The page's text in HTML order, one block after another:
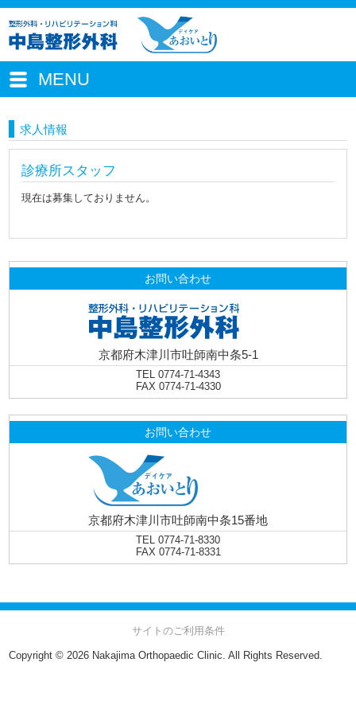
MENU
求人情報
診療所スタッフ
現在は募集しておりません。
お問い合わせ
京都府木津川市吐師南中条5-1
TEL 0774-71-4343
FAX 0774-71-4330
お問い合わせ
京都府木津川市吐師南中条15番地
TEL 0774-71-8330
FAX 0774-71-8331
サイトのご利用条件
Copyright © 2026 Nakajima Orthopaedic Clinic. All Rights Reserved.